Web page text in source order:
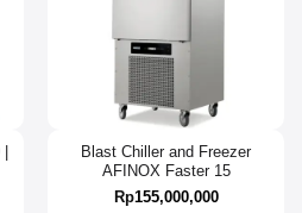
Blast Chiller and Freezer
AFINOX Faster 15
Rp155,000,000